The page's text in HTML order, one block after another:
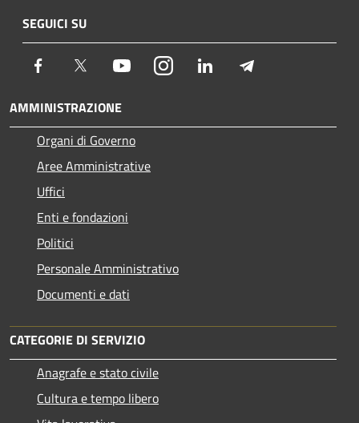
SEGUICI SU
Facebook Twitter YoutubeInstagram LinkedIn
AMMINISTRAZIONE
Organi di Governo
Aree Amministrative
Uffici
Enti e fondazioni
Politici
Personale Amministrativo
Documenti e dati
CATEGORIE DI SERVIZIO
Anagrafe e stato civile
Cultura e tempo libero